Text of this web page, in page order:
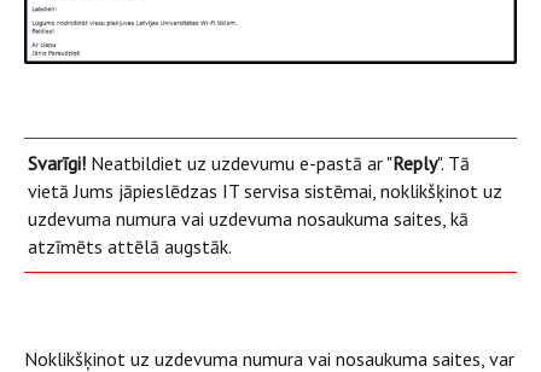
Svarīgi! Neatbildiet uz uzdevumu e-pastā ar "Reply". Tā
vietā Jums jāpieslēdzas IT servisa sistēmai, noklikšķinot uz
uzdevuma numura vai uzdevuma nosaukuma saites, kā
atzīmēts attēlā augstāk.
Noklikšķinot uz uzdevuma numura vai nosaukuma saites, var